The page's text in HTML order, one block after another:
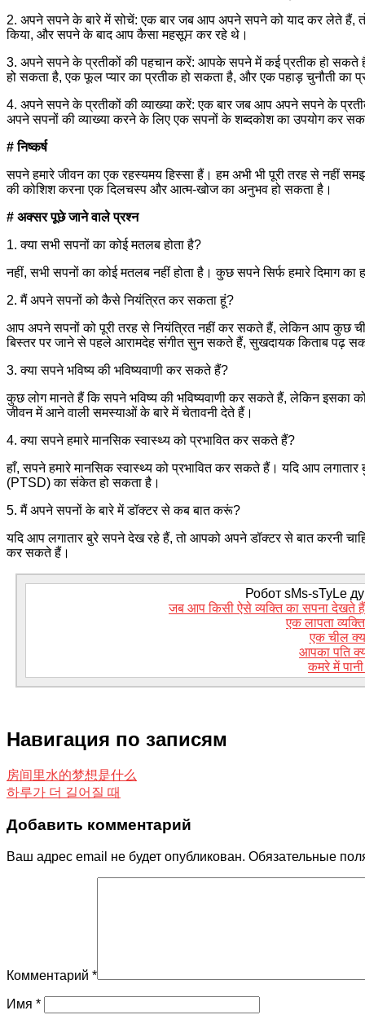
2. अपने सपने के बारे में सोचें: एक बार जब आप अपने सपने को याद कर लेते हैं,
किया, और सपने के बाद आप कैसा महसूਸ कर रहे थे।
3. अपने सपने के प्रतीकों की पहचान करें: आपके सपने में कई प्रतीक हो सकते
हो सकता है, एक फूल प्यार का प्रतीक हो सकता है, और एक पहाड़ चुनौती का
4. अपने सपने के प्रतीकों की व्याख्या करें: एक बार जब आप अपने सपने के
अपने सपनों की व्याख्या करने के लिए एक सपनों के शब्दकोश का उपयोग कर
# निष्कर्ष
सपने हमारे जीवन का एक रहस्यमय हिस्सा हैं। हम अभी भी पूरी तरह से नहीं
की कोशिश करना एक दिलचस्प और आत्म-खोज का अनुभव हो सकता है।
# अक्सर पूछे जाने वाले प्रश्न
1. क्या सभी सपनों का कोई मतलब होता है?
नहीं, सभी सपनों का कोई मतलब नहीं होता है। कुछ सपने सिर्फ हमारे दिमाग का
2. मैं अपने सपनों को कैसे नियंत्रित कर सकता हूं?
आप अपने सपनों को पूरी तरह से नियंत्रित नहीं कर सकते हैं, लेकिन आप कुछ
बिस्तर पर जाने से पहले आरामदेह संगीत सुन सकते हैं, सुखदायक किताब पढ़
3. क्या सपने भविष्य की भविष्यवाणी कर सकते हैं?
कुछ लोग मानते हैं कि सपने भविष्य की भविष्यवाणी कर सकते हैं, लेकिन इसका
जीवन में आने वाली समस्याओं के बारे में चेतावनी देते हैं।
4. क्या सपने हमारे मानसिक स्वास्थ्य को प्रभावित कर सकते हैं?
हाँ, सपने हमारे मानसिक स्वास्थ्य को प्रभावित कर सकते हैं। यदि आप
(PTSD) का संकेत हो सकता है।
5. मैं अपने सपनों के बारे में डॉक्टर से कब बात करूं?
यदि आप लगातार बुरे सपने देख रहे हैं, तो आपको अपने डॉक्टर से बात करनी
कर सकते हैं।
Робот sMs-sTyLe
जब आप किसी ऐसे व्यक्ति का सपना देखते
एक लापता
एक चील
आपका पति
कमरे में
Навигация по записям
房间里水的梦想是什么
하루가 더 길어질 때
Добавить комментарий
Ваш адрес email не будет опубликован. Обязательные
Комментарий *
Имя *